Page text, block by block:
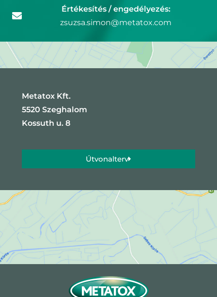
Értékesítés / engedélyezés:
zsuzsa.simon@metatox.com
Metatox Kft.
5520 Szeghalom
Kossuth u. 8
Útvonalterv